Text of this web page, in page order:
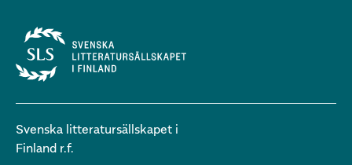
Svenska litteratursällskapet i
Finland r.f.